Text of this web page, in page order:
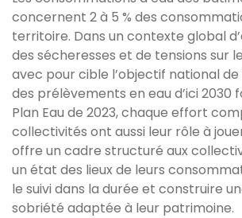
concernent 2 à 5 % des
territoire. Dans un contexte global
des sécheresses et de tensions sur
avec pour cible l’objectif national de
des prélèvements en eau d’ici 2030
Plan Eau de 2023, chaque effort
collectivités ont aussi leur rôle à
offre un cadre structuré aux
un état des lieux de leurs
le suivi dans la durée et construire
sobriété adaptée à leur patrimoine.